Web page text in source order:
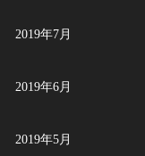
2019年7月
2019年6月
2019年5月